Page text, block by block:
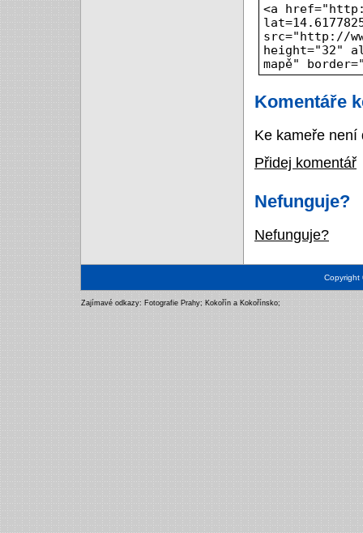
<a href="http://
src="http://
height="32"
mapě"
Komentáře
Ke kameře není
Přidej komentář
Nefunguje?
Nefunguje?
Zajímavé odkazy: Fotografie Prahy; Kokořín a Kokořínsko;